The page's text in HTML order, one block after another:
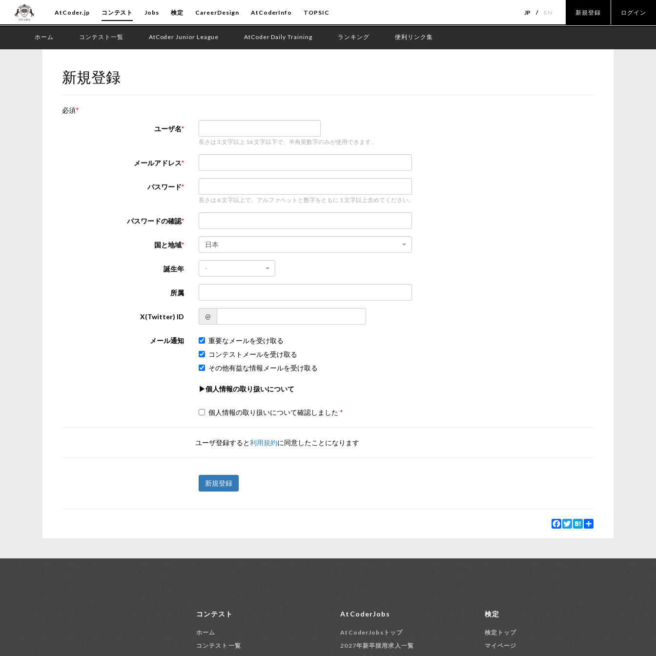
AtCoder.jp コンテスト Jobs 検定 CareerDesign AtCoderInfo TOPSIC JP EN 新規登録 ログイン
ホーム コンテスト一覧 AtCoder Junior League AtCoder Daily Training ランキング 便利リンク集
新規登録
必須
ユーザ名
長さは 3 文字以上 16 文字以下で、半角英数字のみが使用できます。
メールアドレス
パスワード
長さは 6 文字以上で、アルファベットと数字をともに 1 文字以上含めてください。
パスワードの確認
国と地域 日本
誕生年 -
所属
X(Twitter) ID @
メール通知
重要なメールを受け取る
コンテストメールを受け取る
その他有益な情報メールを受け取る
▶個人情報の取り扱いについて
個人情報の取り扱いについて確認しました
ユーザ登録すると利用規約に同意したことになります
新規登録
Facebook
Twitter
Hatena
コンテスト
ホーム
コンテスト一覧
AtCoderJobs
AtCoderJobsトップ
2027年新卒採用求人一覧
検定
検定トップ
マイページ